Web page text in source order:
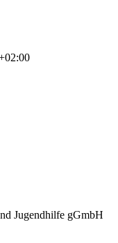
Jugendhilfe gGmbH